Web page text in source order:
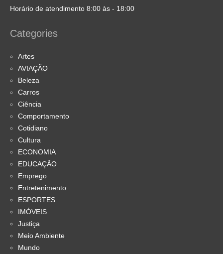
Horário de atendimento 8:00 às - 18:00
Categories
Artes
AVIAÇÃO
Beleza
Carros
Ciência
Comportamento
Cotidiano
Cultura
ECONOMIA
EDUCAÇÃO
Emprego
Entretenimento
ESPORTES
IMÓVEIS
Justiça
Meio Ambiente
Mundo